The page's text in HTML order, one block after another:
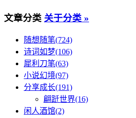
文章分类 关于分类 »
随想随笔(724)
诗词如梦(106)
犀利刀笔(63)
小说幻境(97)
分享成长(191)
翩跹世界(16)
闲人酒馆(2)